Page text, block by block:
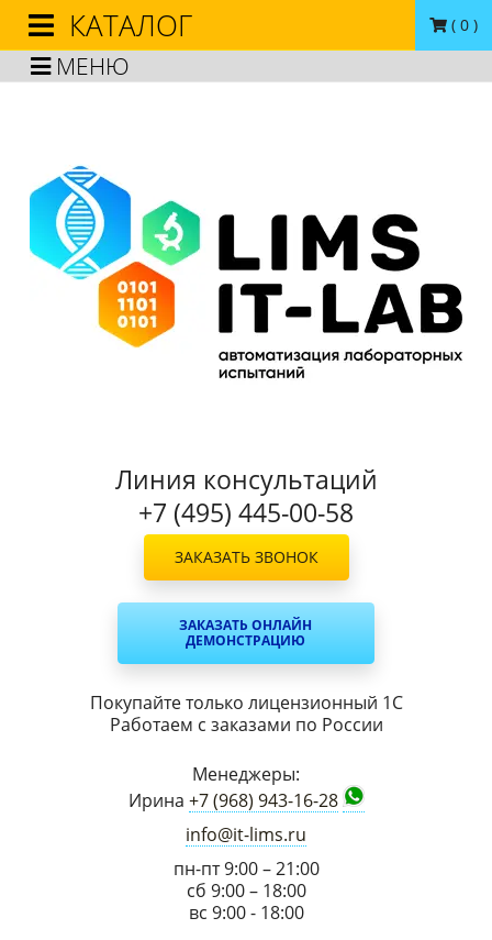
МЕНЮ
( 0 )
Линия консультаций
+7 (495) 445-00-58
ЗАКАЗАТЬ ЗВОНОК
ЗАКАЗАТЬ ОНЛАЙН
ДЕМОНСТРАЦИЮ
Покупайте только лицензионный 1С
Работаем с заказами по России
Менеджеры:
Ирина +7 (968) 943-16-28
info@it-lims.ru
пн-пт 9:00 – 21:00
сб 9:00 – 18:00
вс 9:00 - 18:00
КАТАЛОГ